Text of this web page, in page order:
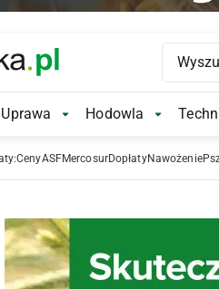
Submenu
Uprawa Uprawa Submenu
Hodowla
CenyASFMercosurDopłatyNawożenie